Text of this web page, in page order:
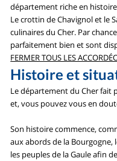
département riche en
Le crottin de Chavignol et le
culinaires du Cher. Par
parfaitement bien et sont
FERMER TOUS LES
Histoire et
Le département du Cher fait
et, vous pouvez vous en
Son histoire commence,
aux abords de la
les peuples de la Gaule afin